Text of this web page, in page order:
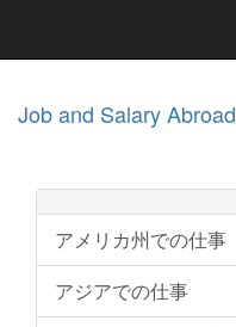
Job and Salary Abroad
アメリカ州での仕事
アジアでの仕事